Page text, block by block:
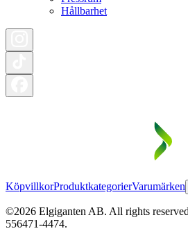
Hållbarhet
KöpvillkorProduktkategorierVarumärken
©2026 Elgiganten AB. All rights
556471-4474.